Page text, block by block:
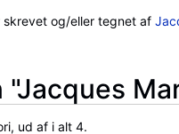
skrevet og/eller tegnet af
ud af i alt 4.